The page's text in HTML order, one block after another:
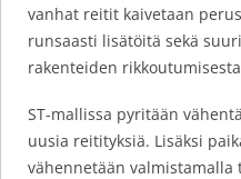
vanhat reitit kaivetaan
runsaasti lisätöitä sekä
rakenteiden
ST-mallissa pyritään
uusia reitityksiä. Lisäksi
vähennetään valmistamalla